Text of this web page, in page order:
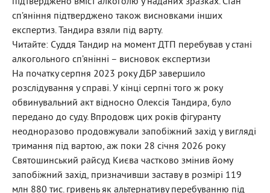
сп’яніння підтверджено також висновками інших
експертиз. Тандира взяли під варту.
Читайте: Суддя Тандир на момент ДТП перебував у стані
алкогольного сп’янінні – висновок експертизи
На початку серпня 2023 року ДБР завершило
розслідування у справі. У кінці серпні того ж року
обвинувальний акт відносно Олексія Тандира, було
передано до суду. Впродовж цих років фігуранту
неодноразово продовжували запобіжний захід у вигляді
тримання під вартою, аж поки 28 січня 2026 року
Святошинський райсуд Києва частково змінив йому
запобіжний захід, призначивши заставу в розмірі 119
млн 880 тис. гривень як альтернативу перебуванню під